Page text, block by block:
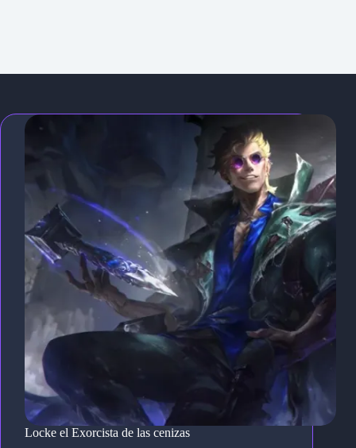
Locke el Exorcista de las cenizas